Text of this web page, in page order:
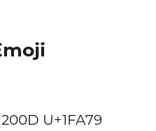
U+1FA79